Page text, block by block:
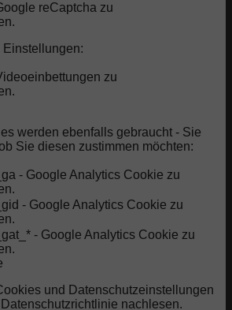
reCaptcha zu
zu
werden ebenfalls gebraucht - Sie
Sie diesen zustimmen möchten:
- Google Analytics Cookie zu
- Google Analytics Cookie zu
- Google Analytics Cookie zu
und Datenschutzeinstellungen
nachlesen.